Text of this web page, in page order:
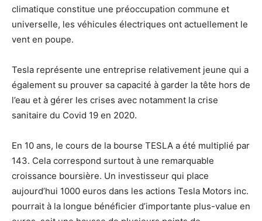
climatique constitue une préoccupation commune et
universelle, les véhicules électriques ont actuellement le
vent en poupe.
Tesla représente une entreprise relativement jeune qui a
également su prouver sa capacité à garder la tête hors de
l’eau et à gérer les crises avec notamment la crise
sanitaire du Covid 19 en 2020.
En 10 ans, le cours de la bourse TESLA a été multiplié par
143. Cela correspond surtout à une remarquable
croissance boursière. Un investisseur qui place
aujourd’hui 1000 euros dans les actions Tesla Motors inc.
pourrait à la longue bénéficier d’importante plus-value en